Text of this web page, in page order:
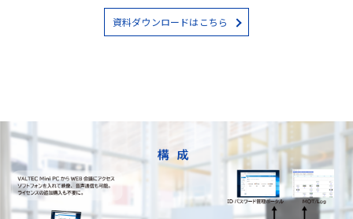
資料ダウンロードはこちら